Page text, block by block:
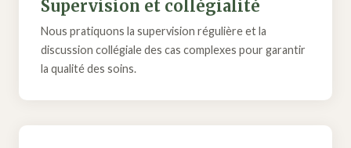
Supervision et collégialité
Nous pratiquons la supervision régulière et la
discussion collégiale des cas complexes pour garantir
la qualité des soins.